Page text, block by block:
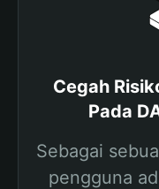
Cegah
Pada
Sebagai
pengguna